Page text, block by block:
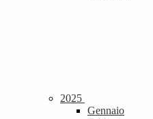
2025
Gennaio